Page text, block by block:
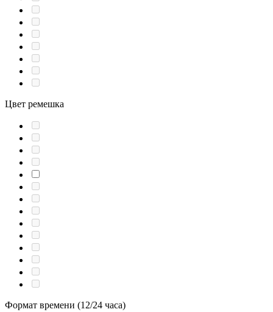
Цвет ремешка
Формат времени (12/24 часа)